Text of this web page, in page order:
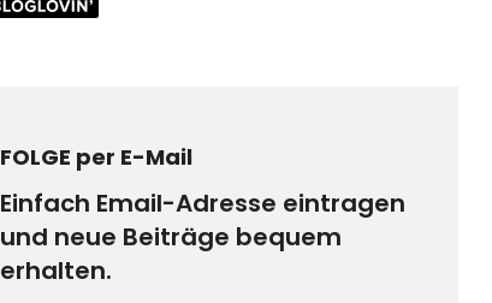
FOLGE per E-Mail
Einfach Email-Adresse eintragen
und neue Beiträge bequem
erhalten.